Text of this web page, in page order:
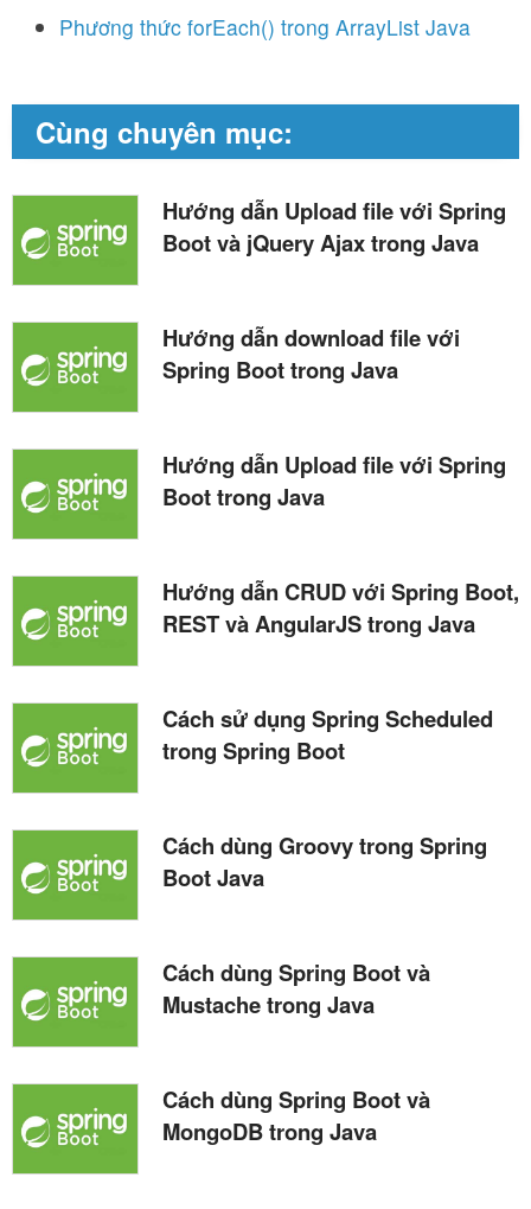
Phương thức forEach() trong ArrayList Java
Cùng chuyên mục:
Hướng dẫn Upload file với Spring
Boot và jQuery Ajax trong Java
Hướng dẫn download file với
Spring Boot trong Java
Hướng dẫn Upload file với Spring
Boot trong Java
Hướng dẫn CRUD với Spring Boot,
REST và AngularJS trong Java
Cách sử dụng Spring Scheduled
trong Spring Boot
Cách dùng Groovy trong Spring
Boot Java
Cách dùng Spring Boot và
Mustache trong Java
Cách dùng Spring Boot và
MongoDB trong Java